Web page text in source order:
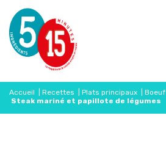
Accueil Recettes Plats principaux Boeuf
Steak mariné et papillote de légumes